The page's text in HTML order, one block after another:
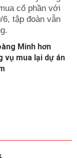
cổ phần với
tập đoàn vẫn
Minh hơn
vụ mua lại dự án